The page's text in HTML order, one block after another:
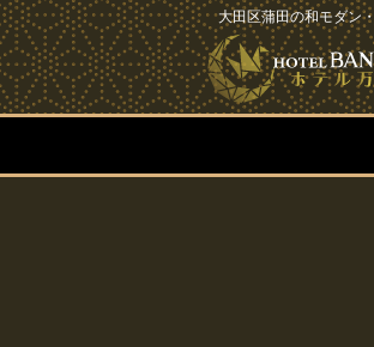
大田区蒲田の和モダン